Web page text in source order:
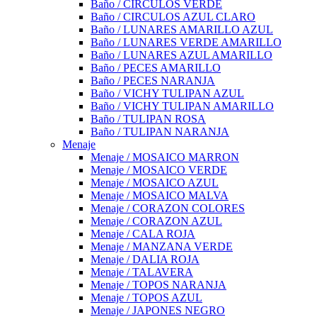
Baño / CIRCULOS VERDE
Baño / CIRCULOS AZUL CLARO
Baño / LUNARES AMARILLO AZUL
Baño / LUNARES VERDE AMARILLO
Baño / LUNARES AZUL AMARILLO
Baño / PECES AMARILLO
Baño / PECES NARANJA
Baño / VICHY TULIPAN AZUL
Baño / VICHY TULIPAN AMARILLO
Baño / TULIPAN ROSA
Baño / TULIPAN NARANJA
Menaje
Menaje / MOSAICO MARRON
Menaje / MOSAICO VERDE
Menaje / MOSAICO AZUL
Menaje / MOSAICO MALVA
Menaje / CORAZON COLORES
Menaje / CORAZON AZUL
Menaje / CALA ROJA
Menaje / MANZANA VERDE
Menaje / DALIA ROJA
Menaje / TALAVERA
Menaje / TOPOS NARANJA
Menaje / TOPOS AZUL
Menaje / JAPONES NEGRO